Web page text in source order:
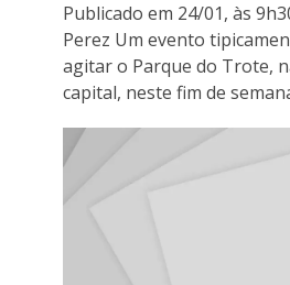
Publicado em 24/01, às
Perez Um evento
agitar o Parque do Trote,
capital, neste fim de